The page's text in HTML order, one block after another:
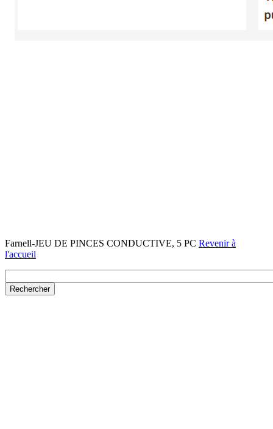
Farnell-JEU DE PINCES CONDUCTIVE, 5 PC Revenir à
l'accueil